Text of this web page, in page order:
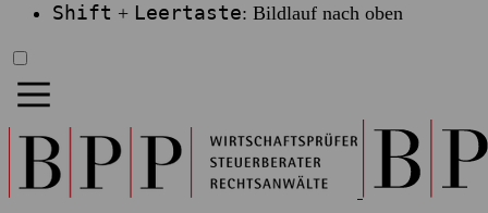
Shift + Leertaste: Bildlauf nach oben